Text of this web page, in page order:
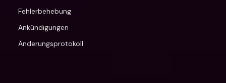
Fehlerbehebung
Ankündigungen
Änderungsprotokoll